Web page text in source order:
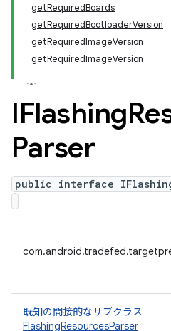
getRequiredBoards
getRequiredBootloaderVersion
getRequiredImageVersion
getRequiredImageVersion
IFlashing
Parser
public interface
既知の間接的なサブクラス
FlashingResourcesParser